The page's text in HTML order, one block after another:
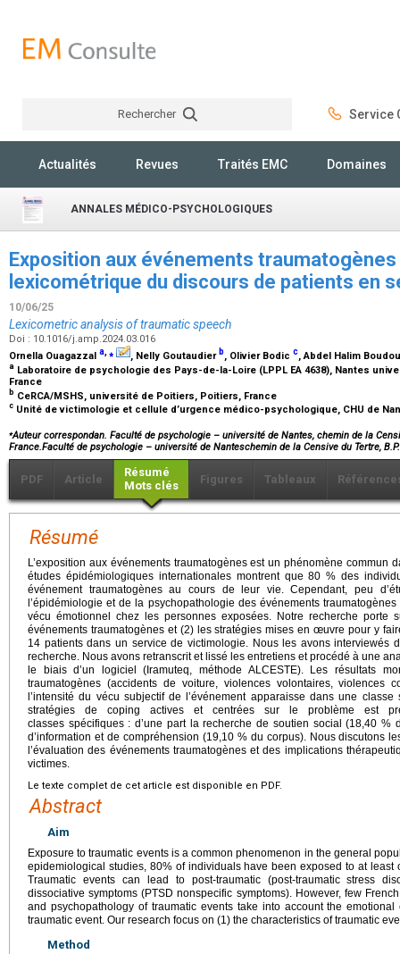
Rechercher Service
Actualités Revues Traités EMC Domaines
ANNALES MÉDICO-PSYCHOLOGIQUES
Exposition aux événements
lexicométrique du discours de patients en
10/06/25
Lexicometric analysis of traumatic speech
Doi : 10.1016/j.amp.2024.03.016
Ornella Ouagazzal a,⁎ , Nelly Goutaudier b, Olivier Bodic c, Abdel Halim
a Laboratoire de psychologie des Pays-de-la-Loire (LPPL EA 4638), Nantes
France
b CeRCA/MSHS, université de Poitiers, Poitiers, France
c Unité de victimologie et cellule d’urgence médico-psychologique, CHU de
⁎Auteur correspondan. Faculté de psychologie – université de Nantes, chemin de la
France.Faculté de psychologie – université de Nanteschemin de la Censive du Tertre,
PDF Article
Résumé
Mots clés
Figures Tableaux
Résumé
L’exposition aux événements traumatogènes est un phénomène commun
études épidémiologiques internationales montrent que 80 % des
événement traumatogènes au cours de leur vie. Cependant, peu
l’épidémiologie et de la psychopathologie des événements
vécu émotionnel chez les personnes exposées. Notre recherche porte
événements traumatogènes et (2) les stratégies mises en œuvre pour y
14 patients dans un service de victimologie. Nous les avons interviewés
recherche. Nous avons retranscrit et lissé les entretiens et procédé à une
le biais d’un logiciel (Iramuteq, méthode ALCESTE). Les résultats
traumatogènes (accidents de voiture, violences volontaires, violences
l’intensité du vécu subjectif de l’événement apparaisse dans une
stratégies de coping actives et centrées sur le problème est
classes spécifiques : d’une part la recherche de soutien social (18,40 %
d’information et de compréhension (19,10 % du corpus). Nous discutons
l’évaluation des événements traumatogènes et des implications
victimes.
Le texte complet de cet article est disponible en PDF.
Abstract
Aim
Exposure to traumatic events is a common phenomenon in the general
epidemiological studies, 80% of individuals have been exposed to at least
Traumatic events can lead to post-traumatic (post-traumatic stress
dissociative symptoms (PTSD nonspecific symptoms). However, few
and psychopathology of traumatic events take into account the
traumatic event. Our research focus on (1) the characteristics of traumatic
Method